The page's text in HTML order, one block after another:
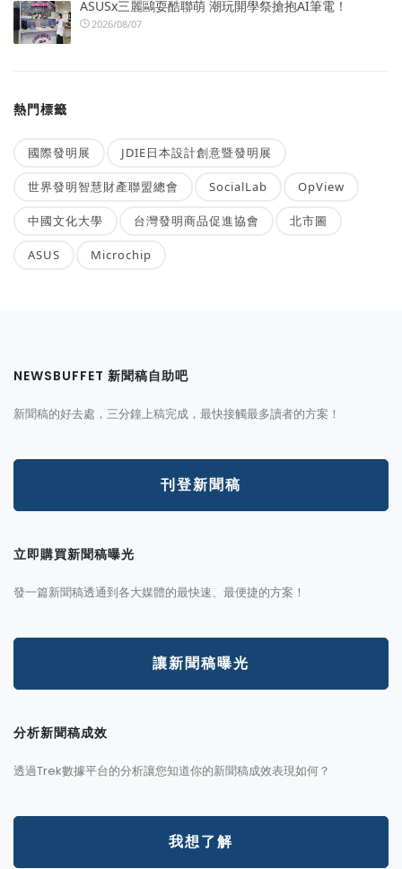
ASUSx三麗鷗耍酷聯萌 潮玩開學祭搶抱AI筆電！
2026/08/07
熱門標籤
國際發明展 JDIE日本設計創意暨發明展
世界發明智慧財產聯盟總會 SocialLab OpView
中國文化大學 台灣發明商品促進協會 北市圖
ASUS Microchip
NEWSBUFFET 新聞稿自助吧
新聞稿的好去處，三分鐘上稿完成，最快接觸最多讀者的方案！
刊登新聞稿
立即購買新聞稿曝光
發一篇新聞稿透通到各大媒體的最快速、最便捷的方案！
讓新聞稿曝光
分析新聞稿成效
透過Trek數據平台的分析讓您知道你的新聞稿成效表現如何？
我想了解